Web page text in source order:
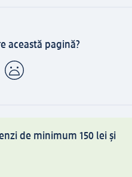
această pagină?
de minimum 150 lei și